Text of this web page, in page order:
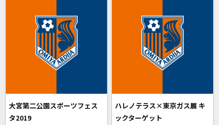
大宮第二公園スポーツフェス
タ2019
ハレノテラス×東京ガス展 キ
ックターゲット